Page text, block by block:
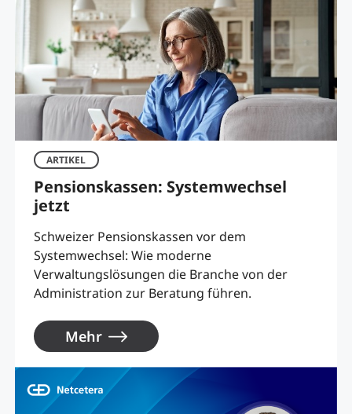
ARTIKEL
Pensionskassen: Systemwechsel
jetzt
Schweizer Pensionskassen vor dem
Systemwechsel: Wie moderne
Verwaltungslösungen die Branche von der
Administration zur Beratung führen.
Mehr